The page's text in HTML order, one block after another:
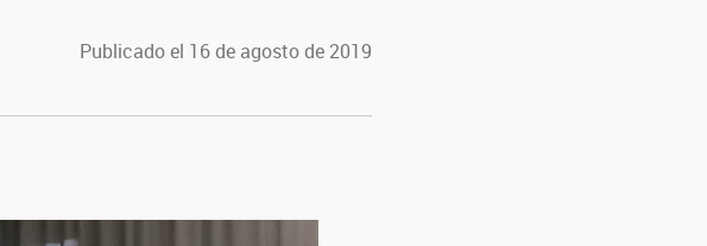
Publicado el 16 de agosto de 2019